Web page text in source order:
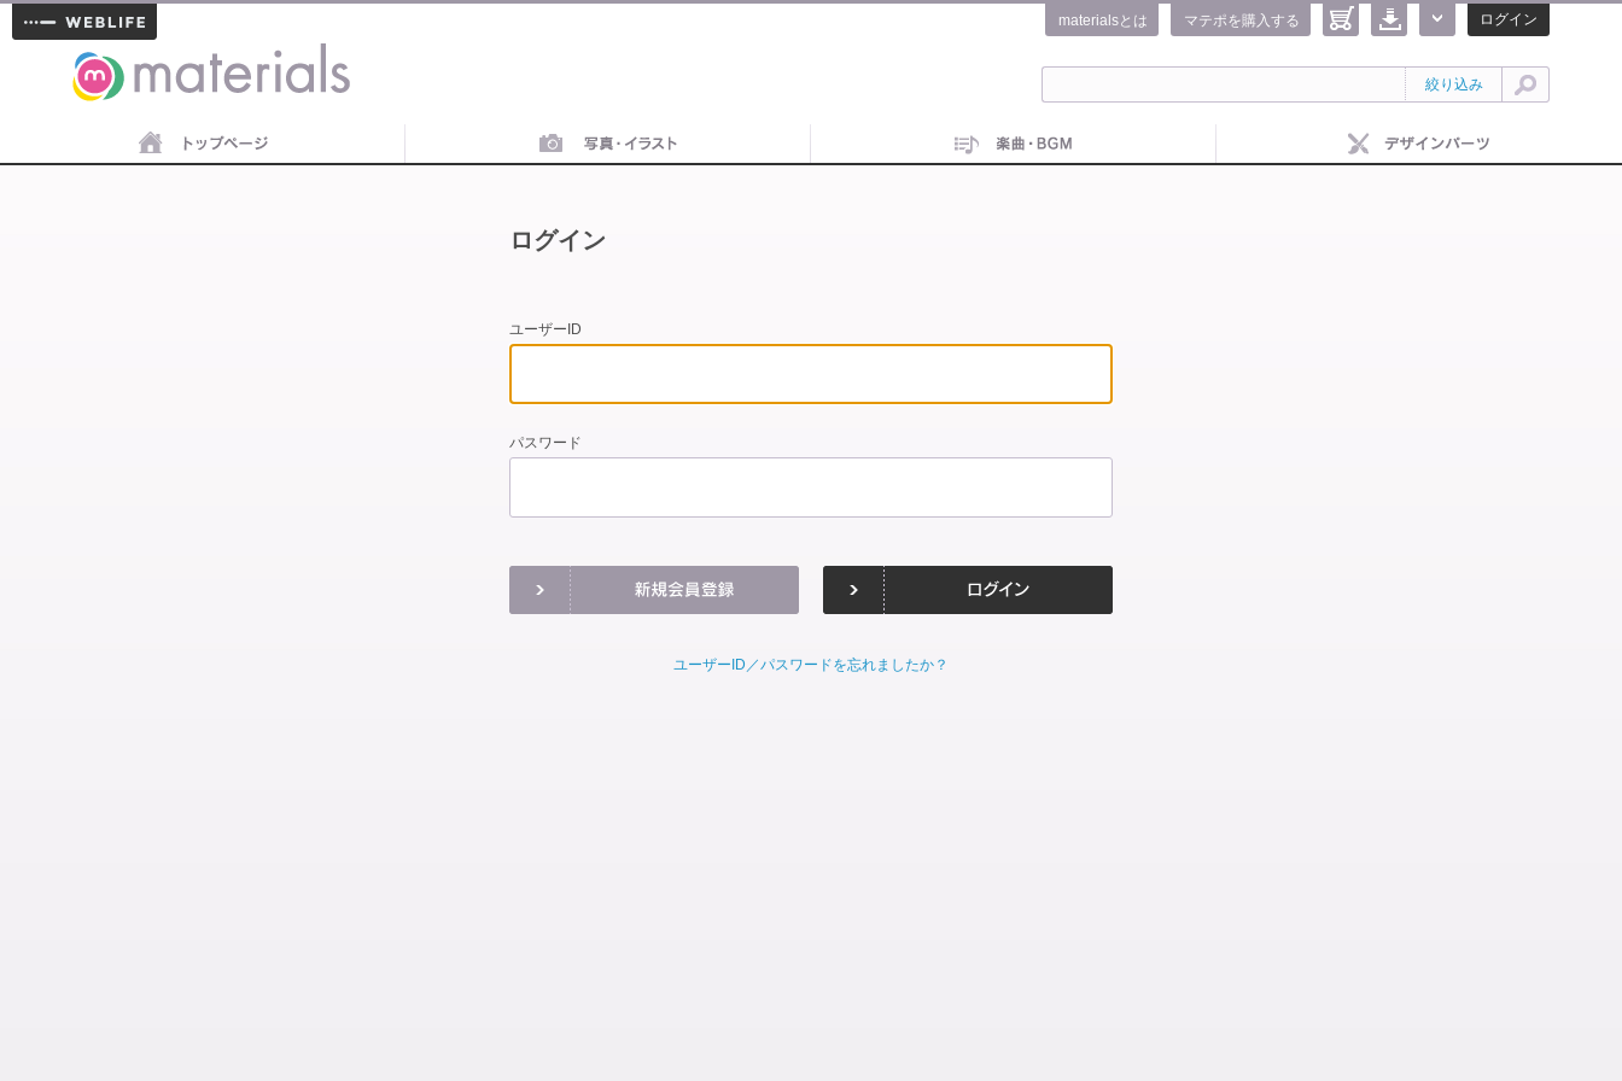
materials
ログイン
マテポを購入する
materialsとは
絞り込み
ログイン
ユーザーID
パスワード
ユーザーID／パスワードを忘れましたか？